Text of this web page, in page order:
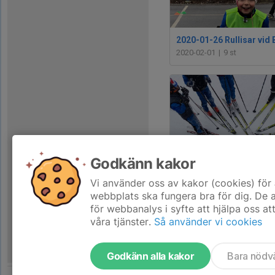
2020-02-01 | 9 st
2019-12-06 | 14 st
Godkänn kakor
Vi använder oss av kakor (cookies)
webbplats ska fungera bra för dig. De
för webbanalys i syfte att hjälpa oss
våra tjänster. Så använder vi cookies
Godkänn alla kakor Bara